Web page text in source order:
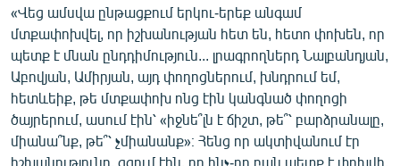
«Վեց ամսվա ընթացքում երկու-երեք անգամ
մտքափոխվել, որ իշխանության հետ են, հետո փոխեն, որ
պետք է մնան ընդդիմություն... լրագրողներդ Նալբանդյան,
Աբովյան, Ամիրյան, այդ փողոցներում, խնդրում եմ,
հետևեիք, թե մտքափոխ ոնց էին կանգնած փողոցի
ծայրերում, ասում էին՝ «իջնե՞լն է ճիշտ, թե՞՝ բարձրանալը,
միանա՞նք, թե՞՝ չմիանանք»։ Հենց որ ակտիվանում էր
իշխանությունը, զգում էին, որ ինչ-որ բան պետք է փոխվի,